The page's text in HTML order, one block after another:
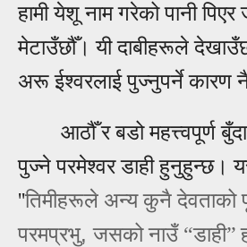
हामी येशू नाम गरेको पानी
मेटाउँछौँ। यी दाबीहरूले
अरू ईश्वरलाई पुज्नुपर्ने कारण
आठौँ र बडो महत्त्वपूर्ण
पुज्ने परमेश्वर डाही हुनुहुन्छ।
''तिमीहरूले अन्‍य कुनै देवताको
परमप्रभु,जसको नाउँ “डाही”